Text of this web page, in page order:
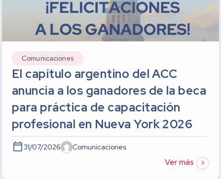
Comunicaciones
El capítulo argentino del ACC
anuncia a los ganadores de la beca
para práctica de capacitación
profesional en Nueva York 2026
31/07/2026 Comunicaciones
Ver más